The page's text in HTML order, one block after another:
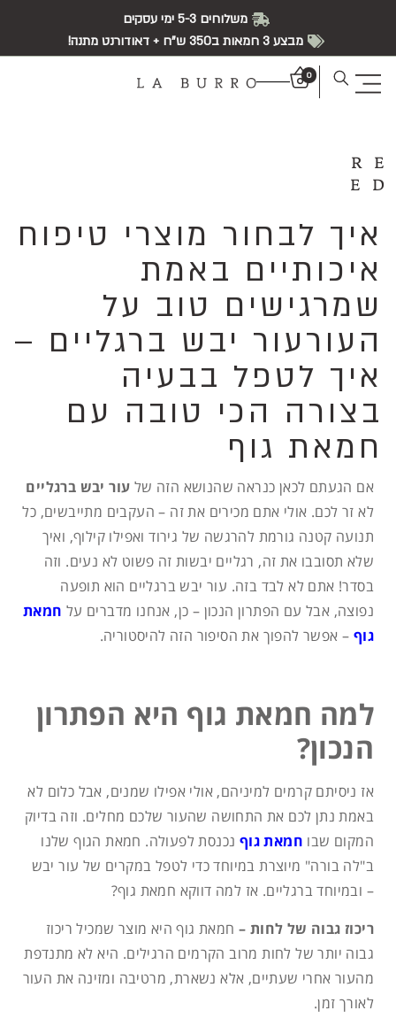
משלוחים 5-3 ימי עסקים
מבצע 3 חמאות ב350 ש"ח + דאודורנט מתנה!
0
RE
ED
איך לבחור מוצרי טיפוח
איכותיים באמת
שמרגישים טוב על
העורעור יבש ברגליים –
איך לטפל בבעיה
בצורה הכי טובה עם
חמאת גוף
אם הגעתם לכאן כנראה שהנושא הזה של עור יבש ברגליים
לא זר לכם. אולי אתם מכירים את זה – העקבים מתייבשים, כל
תנועה קטנה גורמת להרגשה של גירוד ואפילו קילוף, ואיך
שלא תסובבו את זה, רגליים יבשות זה פשוט לא נעים. וזה
בסדר! אתם לא לבד בזה. עור יבש ברגליים הוא תופעה
נפוצה, אבל עם הפתרון הנכון – כן, אנחנו מדברים על חמאת
גוף – אפשר להפוך את הסיפור הזה להיסטוריה.
למה חמאת גוף היא הפתרון
הנכון?
אז ניסיתם קרמים למיניהם, אולי אפילו שמנים, אבל כלום לא
באמת נתן לכם את התחושה שהעור שלכם מחלים. וזה בדיוק
המקום שבו חמאת גוף נכנסת לפעולה. חמאת הגוף שלנו
ב"לה בורה" מיוצרת במיוחד כדי לטפל במקרים של עור יבש
– ובמיוחד ברגליים. אז למה דווקא חמאת גוף?
ריכוז גבוה של לחות – חמאת גוף היא מוצר שמכיל ריכוז
גבוה יותר של לחות מרוב הקרמים הרגילים. היא לא מתנדפת
מהעור אחרי שעתיים, אלא נשארת, מרטיבה ומזינה את העור
לאורך זמן.